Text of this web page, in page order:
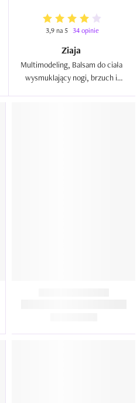
3,9 na 5 34 opinie
Ziaja
Multimodeling, Balsam do ciała
wysmuklający nogi, brzuch i